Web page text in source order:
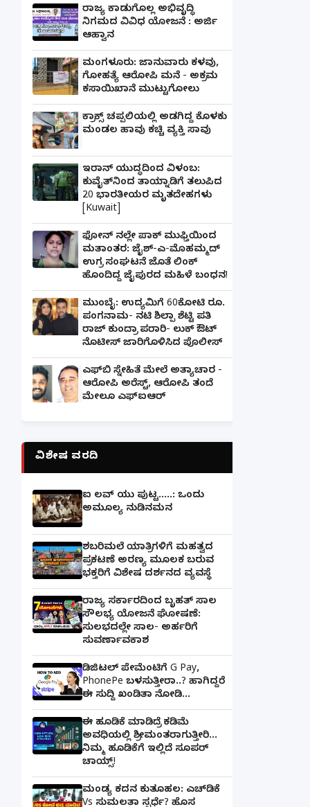
ರಾಜ್ಯ ಕಾಡುಗೊಲ್ಲ ಅಭಿವೃದ್ಧಿ
ನಿಗಮದ ವಿವಿಧ ಯೋಜನೆ : ಅರ್ಜಿ
ಆಹ್ವಾನ
ಮಂಗಳೂರು: ಜಾನುವಾರು ಕಳವು,
ಗೋಹತ್ಯೆ ಆರೋಪಿ ಮನೆ - ಅಕ್ರಮ
ಕಸಾಯಿಖಾನೆ ಮುಟ್ಟುಗೋಲು
ಕ್ರಾಕ್ಸ್ ಚಪ್ಪಲಿಯಲ್ಲಿ ಅಡಗಿದ್ದ ಕೊಳಕು
ಮಂಡಲ ಹಾವು ಕಚ್ಚಿ ವ್ಯಕ್ತಿ ಸಾವು
ಇರಾನ್ ಯುದ್ಧದಿಂದ ವಿಳಂಬ:
ಕುವೈತ್‌ನಿಂದ ತಾಯ್ನಾಡಿಗೆ ತಲುಪಿದ
20 ಭಾರತೀಯರ ಮೃತದೇಹಗಳು
[Kuwait]
ಫೋನ್ ನಲ್ಲೇ ಪಾಕ್ ಮುಫ್ತಿಯಿಂದ
ಮತಾಂತರ: ಜೈಶ್-ಎ-ಮೊಹಮ್ಮದ್
ಉಗ್ರ ಸಂಘಟನೆ ಜೊತೆ ಲಿಂಕ್
ಹೊಂದಿದ್ದ ಜೈಪುರದ ಮಹಿಳೆ ಬಂಧನ!
ಮುಂಬೈ: ಉದ್ಯಮಿಗೆ 60ಕೋಟಿ ರೂ.
ಪಂಗನಾಮ- ನಟಿ ಶಿಲ್ಪಾ ಶೆಟ್ಟಿ ಪತಿ
ರಾಜ್ ಕುಂದ್ರಾ ಪರಾರಿ- ಲುಕ್ ಔಟ್
ನೊಟೀಸ್ ಜಾರಿಗೊಳಿಸಿದ ಪೊಲೀಸ್
ಎಫ್‌ಬಿ ಸ್ನೇಹಿತೆ ಮೇಲೆ ಅತ್ಯಾಚಾರ -
ಆರೋಪಿ ಅರೆಸ್ಟ್, ಆರೋಪಿ ತಂದೆ
ಮೇಲೂ ಎಫ್ಐಆರ್
ವಿಶೇಷ ವರದಿ
ಐ ಲವ್ ಯು ಪುಟ್ಟ.....: ಒಂದು
ಅಮೂಲ್ಯ ನುಡಿನಮನ
ಶಬರಿಮಲೆ ಯಾತ್ರಿಗಳಿಗೆ ಮಹತ್ವದ
ಪ್ರಕಟಣೆ ಅರಣ್ಯ ಮೂಲಕ ಬರುವ
ಭಕ್ತರಿಗೆ ವಿಶೇಷ ದರ್ಶನದ ವ್ಯವಸ್ಥೆ
ರಾಜ್ಯ ಸರ್ಕಾರದಿಂದ ಬೃಹತ್ ಸಾಲ
ಸೌಲಭ್ಯ ಯೋಜನೆ ಘೋಷಣೆ:
ಸುಲಭದಲ್ಲೇ ಸಾಲ- ಅರ್ಹರಿಗೆ
ಸುವರ್ಣಾವಕಾಶ
ಡಿಜಿಟಲ್ ಪೇಮೆಂಟಿಗೆ G Pay,
PhonePe ಬಳಸುತ್ತೀರಾ..? ಹಾಗಿದ್ದರೆ
ಈ ಸುದ್ದಿ ಖಂಡಿತಾ ನೋಡಿ...
ಈ ಹೂಡಿಕೆ ಮಾಡಿದ್ರೆ ಕಡಿಮೆ
ಅವಧಿಯಲ್ಲಿ ಶ್ರೀಮಂತರಾಗುತ್ತೀರಿ...
ನಿಮ್ಮ ಹೂಡಿಕೆಗೆ ಇಲ್ಲಿದೆ ಸೂಪರ್
ಚಾಯ್ಸ್‌!
ಮಂಡ್ಯ ಕದನ ಕುತೂಹಲ: ಎಚ್‌ಡಿಕೆ
Vs ಸುಮಲತಾ ಸ್ಪರ್ಧೆ? ಹೊಸ